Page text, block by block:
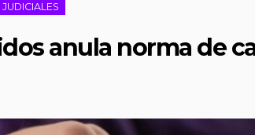
anula norma de